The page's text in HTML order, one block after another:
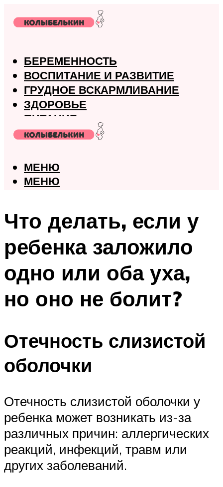
БЕРЕМЕННОСТЬ
ВОСПИТАНИЕ И РАЗВИТИЕ
ГРУДНОЕ ВСКАРМЛИВАНИЕ
ЗДОРОВЬЕ
ПИТАНИЕ
РОДЫ
МЕНЮ
МЕНЮ
Что делать, если у
ребенка заложило
одно или оба уха,
но оно не болит?
Отечность слизистой
оболочки
Отечность слизистой оболочки у
ребенка может возникать из-за
различных причин: аллергических
реакций, инфекций, травм или
других заболеваний.